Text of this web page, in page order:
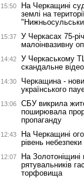
15:50
На Черкащині
землі на
15:37
У Черкасах 75-
малоінвазивну
14:42
У Черкаському
скандальне
14:30
Черкащина -
українського
13:06
СБУ викрила
поширювала
пропаганду
12:43
На Черкащині
рівень
12:07
На Золотоніщині
рятувальників
торфовища